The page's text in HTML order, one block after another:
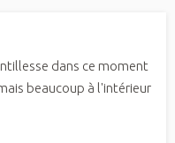
dans ce moment
beaucoup à l'intérieur